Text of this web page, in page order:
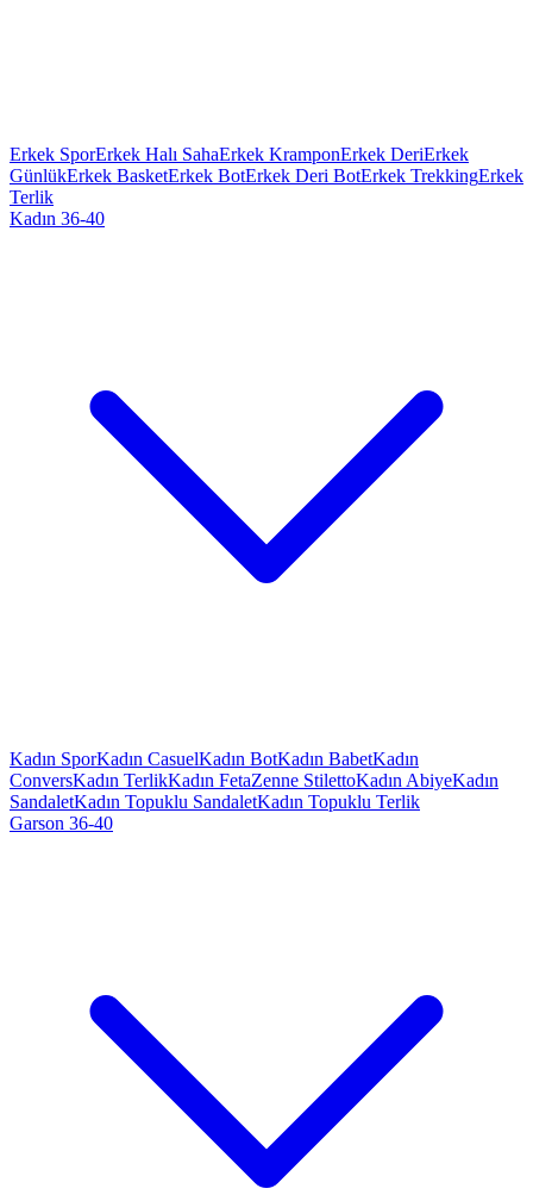
Erkek SporErkek Halı SahaErkek KramponErkek DeriErkek
GünlükErkek BasketErkek BotErkek Deri BotErkek TrekkingErkek
Terlik
Kadın 36-40
Kadın SporKadın CasuelKadın BotKadın BabetKadın
ConversKadın TerlikKadın FetaZenne StilettoKadın AbiyeKadın
SandaletKadın Topuklu SandaletKadın Topuklu Terlik
Garson 36-40